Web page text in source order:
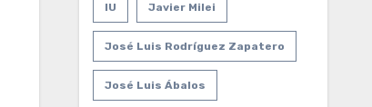
IU Javier Milei
José Luis Rodríguez Zapatero
José Luis Ábalos